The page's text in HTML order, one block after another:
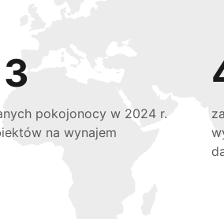
pokojonocy w 2024 r.
na wynajem